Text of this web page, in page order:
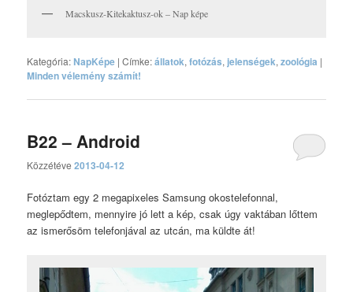
Macskusz-Kitekaktusz-ok – Nap képe
Kategória:NapKépe |Címke:állatok,fotózás, jelenségek,zoológia |
Minden vélemény számít!
B22 – Android
Közzétéve2013-04-12
Fotóztam egy 2 megapixeles Samsung okostelefonnal,
meglepődtem, mennyire jó lett a kép, csak úgy vaktában lőttem
az ismerősöm telefonjával az utcán, ma küldte át!